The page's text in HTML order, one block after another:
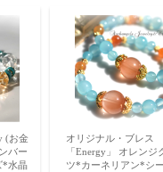
(お金
バー
*水晶
オリジナル・ブレス
「Energy」 オレンジ
ツ*カーネリアン*シ